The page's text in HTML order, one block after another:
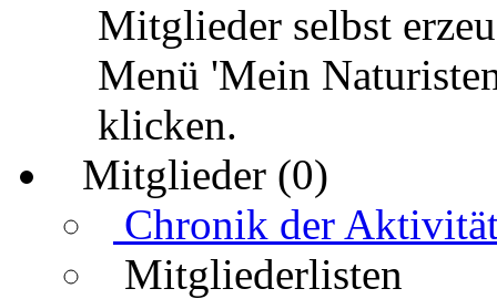
Mitglieder selbst
Menü 'Mein
klicken.
Mitglieder (0)
Chronik der
Mitgliederlisten